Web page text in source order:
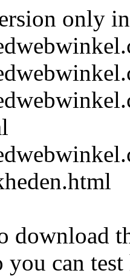
only
download
you can